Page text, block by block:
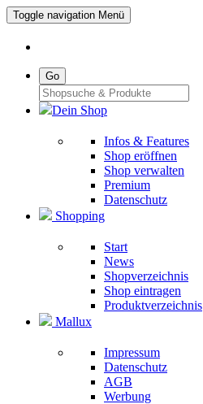
Toggle navigation Menü
Go
Dein Shop
Infos & Features
Shop eröffnen
Shop verwalten
Premium
Datenschutz
Shopping
Start
News
Shopverzeichnis
Shop eintragen
Produktverzeichnis
Mallux
Impressum
Datenschutz
AGB
Werbung